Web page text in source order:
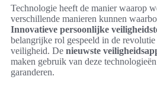
Technologie heeft de manier waarop
verschillende manieren kunnen
Innovatieve persoonlijke
belangrijke rol gespeeld in de
veiligheid. De nieuwste
maken gebruik van deze
garanderen.